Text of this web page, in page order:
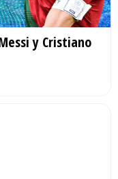
y Cristiano